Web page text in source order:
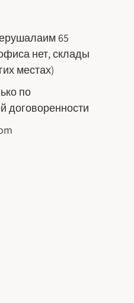
65
нет, склады
местах)
по
договоренности